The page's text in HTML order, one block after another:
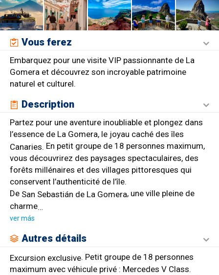
Vous ferez
Embarquez pour une visite VIP passionnante de La
Gomera et découvrez son incroyable patrimoine
naturel et culturel.
Description
Partez pour une aventure inoubliable et plongez dans
l’essence de La Gomera, le joyau caché des îles
Canaries. En petit groupe de 18 personnes maximum,
vous découvrirez des paysages spectaculaires, des
forêts millénaires et des villages pittoresques qui
conservent l’authenticité de l’île.
De San Sebastián de La Gomera, une ville pleine de
charme…
ver más
Autres détails
Excursion exclusive. Petit groupe de 18 personnes
maximum avec véhicule privé : Mercedes V Class.